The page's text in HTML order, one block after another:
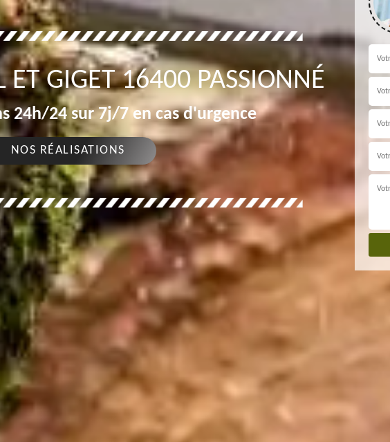
ET GIGET 16400 PASSIONNÉ
24h/24 sur 7j/7 en cas d'urgence
NOS RÉALISATIONS